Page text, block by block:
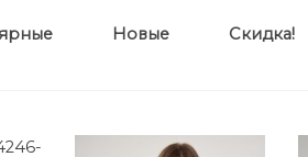
Новые Скидка!